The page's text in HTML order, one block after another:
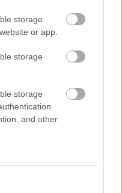
storage
or app.
storage
storage
and other
A GÁL FERENC